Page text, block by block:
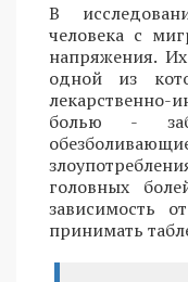
В
человека с
напряжения.
одной из
болью -
головных
зависимость
принимать